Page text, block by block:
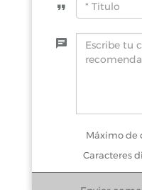
Máximo de
Caracteres